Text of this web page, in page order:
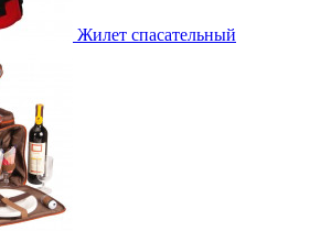
Жилет спасательный